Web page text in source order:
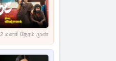
2 மணி நேரம் முன்